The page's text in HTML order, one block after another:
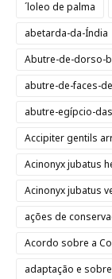
´loleo de palma
abetarda-da-Índia
Abutre-de-dorso-
abutre-de-faces-
abutre-egípcio-
Accipiter gentils
Acinonyx jubatus
Acinonyx jubatus
ações de
Acordo sobre a
adaptação e